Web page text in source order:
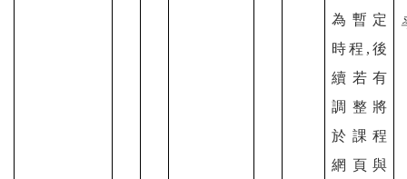
為暫定
時程,後
續若有
調整將
於課程
網頁與